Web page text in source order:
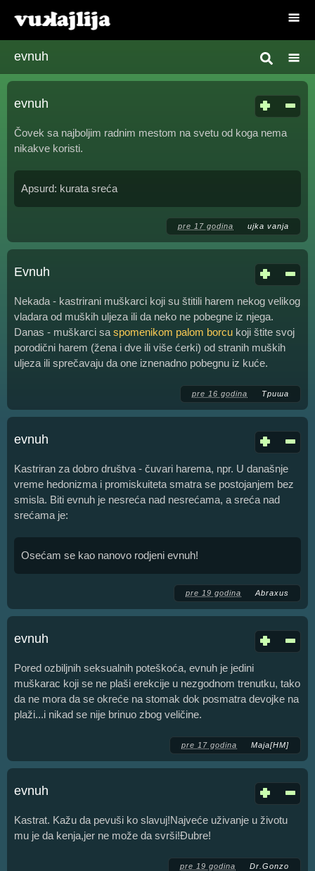
evnuh
evnuh
Čovek sa najboljim radnim mestom na svetu od koga nema
nikakve koristi.
Apsurd: kurata sreća
pre 17 godina ujka vanja
Evnuh
Nekada - kastrirani muškarci koji su štitili harem nekog velikog
vladara od muških uljeza ili da neko ne pobegne iz njega.
Danas - muškarci sa spomenikom palom borcu koji štite svoj
porodični harem (žena i dve ili više ćerki) od stranih muških
uljeza ili sprečavaju da one iznenadno pobegnu iz kuće.
pre 16 godina Триша
evnuh
Kastriran za dobro društva - čuvari harema, npr. U današnje
vreme hedonizma i promiskuiteta smatra se postojanjem bez
smisla. Biti evnuh je nesreća nad nesrećama, a sreća nad
srećama je:
Osećam se kao nanovo rodjeni evnuh!
pre 19 godina Abraxus
evnuh
Pored ozbiljnih seksualnih poteškoća, evnuh je jedini
muškarac koji se ne plaši erekcije u nezgodnom trenutku, tako
da ne mora da se okreće na stomak dok posmatra devojke na
plaži...i nikad se nije brinuo zbog veličine.
pre 17 godina Maja[HM]
evnuh
Kastrat. Kažu da pevuši ko slavuj!Najveće uživanje u životu
mu je da kenja,jer ne može da svrši!Đubre!
pre 19 godina Dr.Gonzo